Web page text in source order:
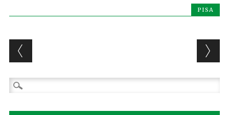
PISA
Post navigation
Ricerca
per: